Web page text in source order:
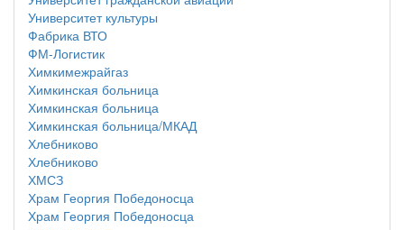
Университет культуры
Фабрика ВТО
ФМ-Логистик
Химкимежрайгаз
Химкинская больница
Химкинская больница
Химкинская больница/МКАД
Хлебниково
Хлебниково
ХМСЗ
Храм Георгия Победоносца
Храм Георгия Победоносца